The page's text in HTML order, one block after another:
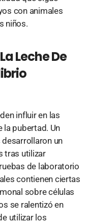
con animales
niños.
Leche De
influir en las
la pubertad. Un
un
tras utilizar
de laboratorio
contienen ciertas
sobre células
se ralentizó en
utilizar los